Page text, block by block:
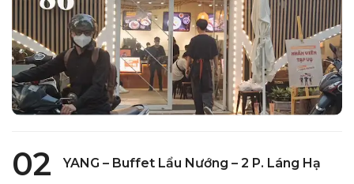
02 YANG – Buffet Lẩu Nướng – 2 P. Láng Hạ